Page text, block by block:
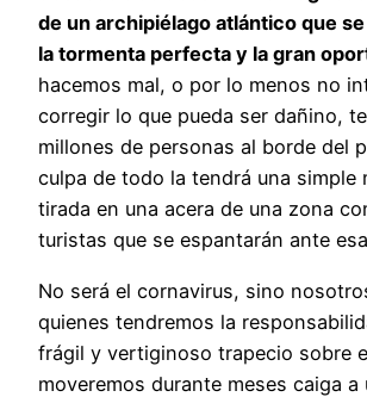
de un archipiélago atlántico que
la tormenta perfecta y la gran
hacemos mal, o por lo menos no
corregir lo que pueda ser dañino,
millones de personas al borde del
culpa de todo la tendrá una simple
tirada en una acera de una zona
turistas que se espantarán ante
No será el cornavirus, sino
quienes tendremos la
frágil y vertiginoso trapecio sobre
moveremos durante meses caiga a